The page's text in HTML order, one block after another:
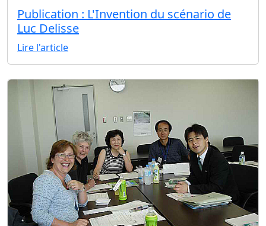
Publication : L'Invention du scénario de
Luc Delisse
Lire l'article